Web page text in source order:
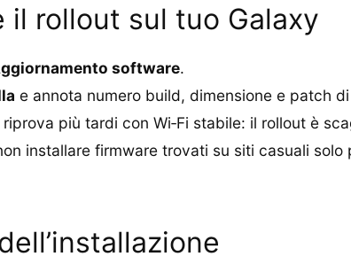
il rollout sul tuo Galaxy
software.
e annota numero build, dimensione e patch
più tardi con Wi‑Fi stabile: il rollout è
installare firmware trovati su siti casuali